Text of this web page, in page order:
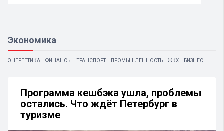
Экономика
ЭНЕРГЕТИКА ФИНАНСЫ ТРАНСПОРТ ПРОМЫШЛЕННОСТЬ ЖКХ БИЗНЕС
Программа кешбэка ушла, проблемы
остались. Что ждёт Петербург в
туризме